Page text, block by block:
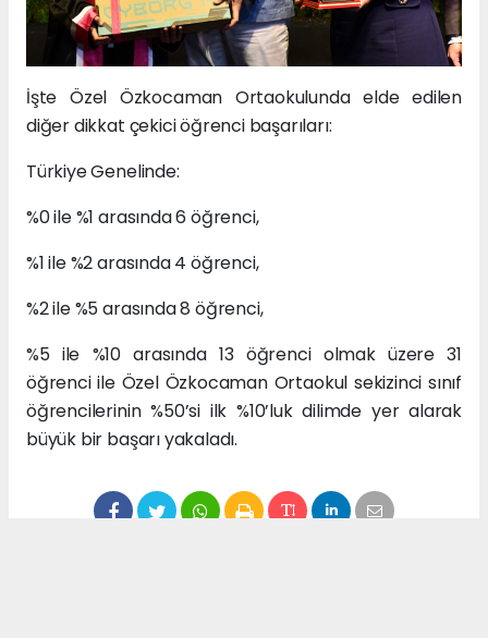
İşte Özel Özkocaman Ortaokulunda elde edilen
diğer dikkat çekici öğrenci başarıları:
Türkiye Genelinde:
%0 ile %1 arasında 6 öğrenci,
%1 ile %2 arasında 4 öğrenci,
%2 ile %5 arasında 8 öğrenci,
%5 ile %10 arasında 13 öğrenci olmak üzere 31
öğrenci ile Özel Özkocaman Ortaokul sekizinci sınıf
öğrencilerinin %50’si ilk %10’luk dilimde yer alarak
büyük bir başarı yakaladı.